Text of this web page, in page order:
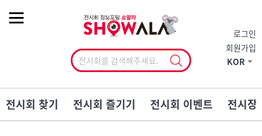
로그인
회원가입
KOR
전시회 찾기 전시회 즐기기 전시회 이벤트 전시장